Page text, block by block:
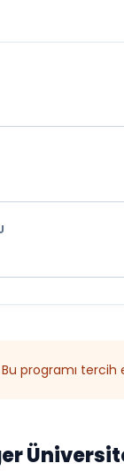
Bu programı tercih